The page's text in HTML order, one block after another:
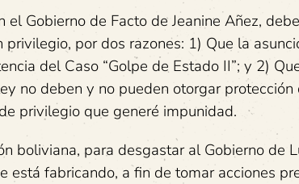
Gobierno de Facto de Jeanine Añez,
por dos razones: 1) Que la
del Caso “Golpe de Estado II”; y 2)
no deben y no pueden otorgar protección
privilegio que generé impunidad.
boliviana, para desgastar al Gobierno de
está fabricando, a fin de tomar acciones